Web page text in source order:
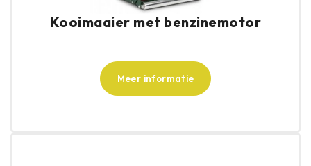
Kooimaaier met benzinemotor
Meer informatie